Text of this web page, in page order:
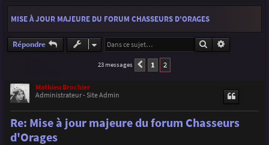
e
h
MISE À JOUR MAJEURE DU FORUM CHASSEURS D'ORAGES
Répondre Rechercher
23 messages Précédente
1 2
Mathieu Brochier
Administrateur - Site Admin
Re: Mise à jour majeure du forum Chasseurs
d'Orages